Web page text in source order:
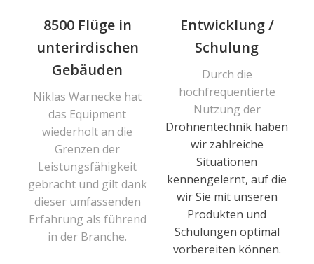
8500 Flüge in
unterirdischen
Gebäuden
Niklas Warnecke hat
das Equipment
wiederholt an die
Grenzen der
Leistungsfähigkeit
gebracht und gilt dank
dieser umfassenden
Erfahrung als führend
in der Branche.
Entwicklung /
Schulung
Durch die
hochfrequentierte
Nutzung der
Drohnentechnik haben
wir zahlreiche
Situationen
kennengelernt, auf die
wir Sie mit unseren
Produkten und
Schulungen optimal
vorbereiten können.